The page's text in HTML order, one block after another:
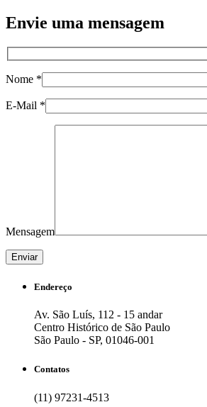
Envie uma mensagem
Nome *
E-Mail *
Mensagem
Endereço
Av. São Luís, 112 - 15 andar
Centro Histórico de São Paulo
São Paulo - SP, 01046-001
Contatos
(11) 97231-4513